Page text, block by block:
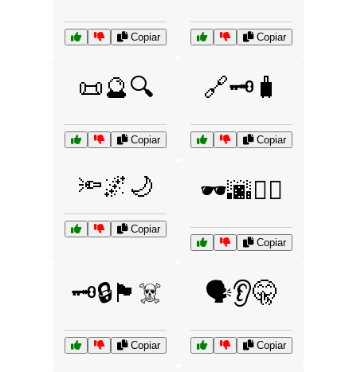
Copiar Copiar
📜🔮🔍
Copiar
🔗🗝️🧳
Copiar
🔦🌌🌙
Copiar
🕶️🌆🚶‍♂️
Copiar
🗝️🔒🏴‍☠️
Copiar
🗣️👂🤫
Copiar